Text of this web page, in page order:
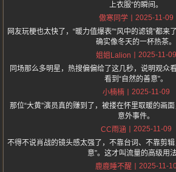
上衣服”的瞬间。
傲寒同学
2025-11-09
网友玩梗也太快了，“暖力值爆表”“风中的滤镜”都来
确实像冬天的一杯热茶。
姐姐Lalion
2025-11-09
同场那么多明星，热搜偏偏给了这几秒，说明观众
看到“自然的善意”。
小楠楠
2025-11-09
那位“大黄”演员真的赚到了，被搂在怀里取暖的画
意外事件。
CC雨涵
2025-11-09
不得不说肖战的镜头感太强了，不靠台词、不靠剪
意”。这才叫流量的高级用法
鹿鹿睡不醒
2025-11-